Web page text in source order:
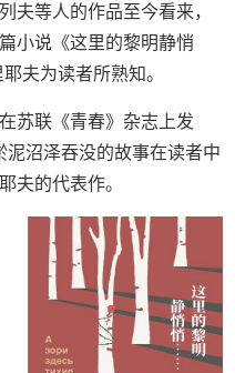
夫等人的作品至今看来，
小说《这里的黎明静悄
夫为读者所熟知。
苏联《青春》杂志上发
沼泽吞没的故事在读者中
夫的代表作。